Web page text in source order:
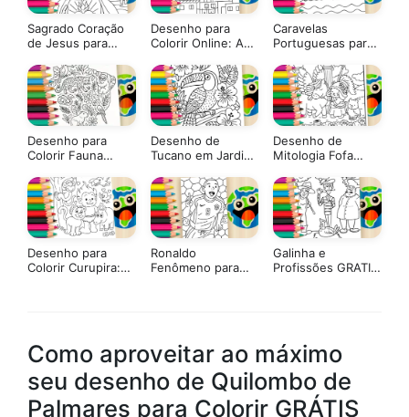
Sagrado Coração
de Jesus para
Online Agora ou
Imprima em Alta
Qualidade
Desenho para
Colorir Online: A
Caravelas
Portuguesas para
Pinte Já!
Desenho para
Colorir Fauna
no Site ou Imprimir
Grátis!
Desenho de
Tucano em Jardim
Colorir Online ou
Imprimir Grátis
Desenho de
Mitologia Fofa
Pinte Online ou
Imprima PDF Grátis
Desenho para
Colorir Curupira:
Ronaldo
Fenômeno para
Galinha e
Profissões GRATIS
Como aproveitar ao máximo
seu desenho de Quilombo de
Palmares para Colorir GRÁTIS